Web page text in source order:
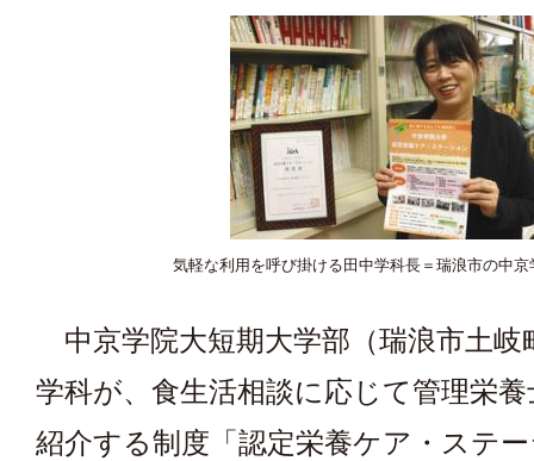
気軽な利用を呼び掛ける田中学科長＝瑞浪市の中京
中京学院大短期大学部（瑞浪市土岐
学科が、食生活相談に応じて管理栄
紹介する制度「認定栄養ケア・ステ